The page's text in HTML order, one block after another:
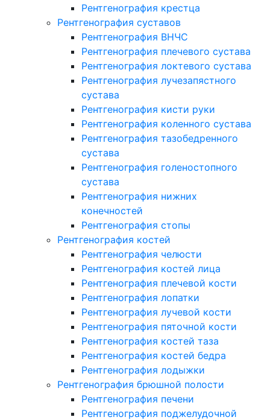
Рентгенография крестца
Рентгенография суставов
Рентгенография ВНЧС
Рентгенография плечевого сустава
Рентгенография локтевого сустава
Рентгенография лучезапястного
сустава
Рентгенография кисти руки
Рентгенография коленного сустава
Рентгенография тазобедренного
сустава
Рентгенография голеностопного
сустава
Рентгенография нижних
конечностей
Рентгенография стопы
Рентгенография костей
Рентгенография челюсти
Рентгенография костей лица
Рентгенография плечевой кости
Рентгенография лопатки
Рентгенография лучевой кости
Рентгенография пяточной кости
Рентгенография костей таза
Рентгенография костей бедра
Рентгенография лодыжки
Рентгенография брюшной полости
Рентгенография печени
Рентгенография поджелудочной